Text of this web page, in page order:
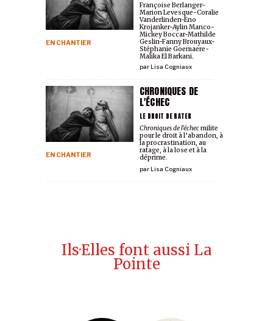
EN CHANTIER
parLisa Cogniaux
Françoise Berlanger-
Marion Levesque-Coralie
Vanderlinden-Eno
Krojanker-Aylin Manco-
Mickey Boccar-Mathilde
Geslin-Fanny Brouyaux-
Stéphanie Goemaere-
Malika El Barkani.
CHRONIQUES DE
L'ÉCHEC
LE DROIT DE RATER
EN CHANTIER
par Lisa Cogniaux
Chroniques de l'échecmilite
pour le droit à l’abandon, à
la procrastination, au
ratage, à la lose et à la
déprime.
Ils·Elles font aussi La
Pointe